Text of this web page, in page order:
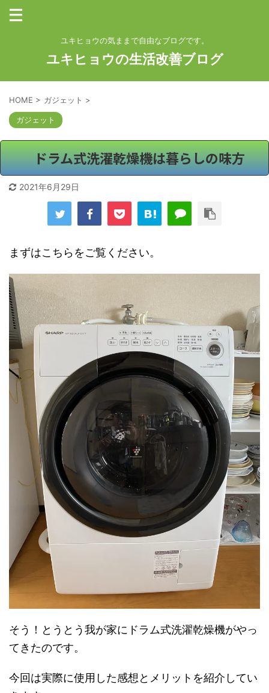
ユキヒョウの気ままで自由なブログです。
ユキヒョウの生活改善ブログ
HOME > ガジェット >
ガジェット
ドラム式洗濯乾燥機は暮らしの味方
2021年6月29日
まずはこちらをご覧ください。
そう！とうとう我が家にドラム式洗濯乾燥機がやっ
てきたのです。
今回は実際に使用した感想とメリットを紹介してい